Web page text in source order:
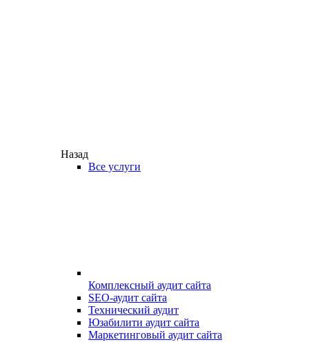
Назад
Все услуги
Комплексный аудит сайта
SEO-аудит сайта
Технический аудит
Юзабилити аудит сайта
Маркетинговый аудит сайта